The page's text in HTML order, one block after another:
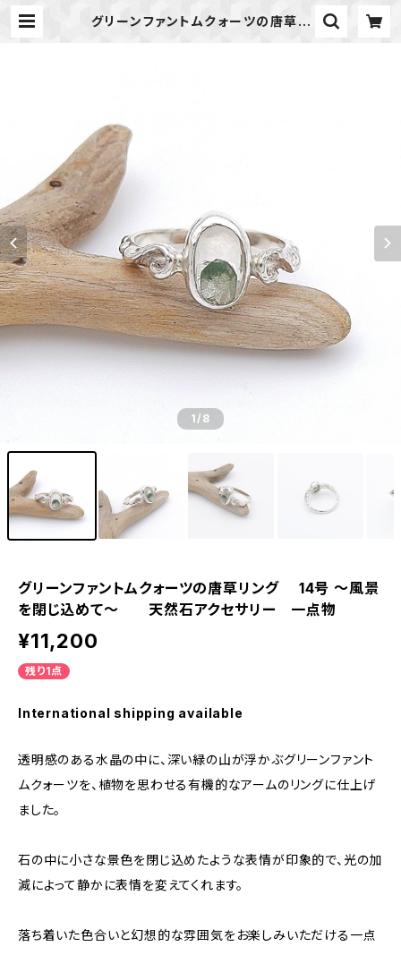
グリーンファントムクォーツの唐草リ
1/8
グリーンファントムクォーツの唐草リング 14号 ～風景
を閉じ込めて～ 天然石アクセサリー 一点物
¥11,200
残り1点
International shipping available
透明感のある水晶の中に、深い緑の山が浮かぶグリーンファント
ムクォーツを、植物を思わせる有機的なアームのリングに仕上げ
ました。
石の中に小さな景色を閉じ込めたような表情が印象的で、光の加
減によって静かに表情を変えてくれます。
落ち着いた色合いと幻想的な雰囲気をお楽しみいただける一点